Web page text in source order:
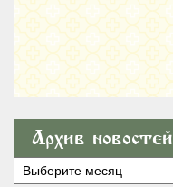
Архив новостей
Архив